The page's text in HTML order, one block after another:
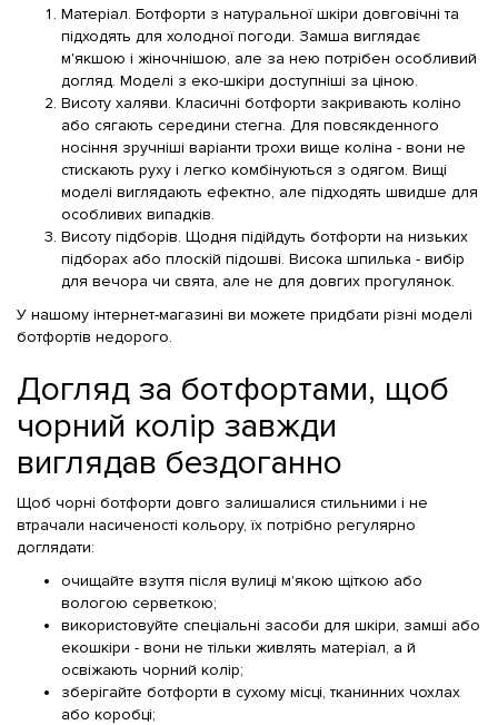
Матеріал. Ботфорти з натуральної шкіри довговічні та
підходять для холодної погоди. Замша виглядає
м'якшою і жіночнішою, але за нею потрібен особливий
догляд. Моделі з еко-шкіри доступніші за ціною.
Висоту халяви. Класичні ботфорти закривають коліно
або сягають середини стегна. Для повсякденного
носіння зручніші варіанти трохи вище коліна - вони не
стискають руху і легко комбінуються з одягом. Вищі
моделі виглядають ефектно, але підходять швидше для
особливих випадків.
Висоту підборів. Щодня підійдуть ботфорти на низьких
підборах або плоскій підошві. Висока шпилька - вибір
для вечора чи свята, але не для довгих прогулянок.
У нашому інтернет-магазині ви можете придбати різні моделі
ботфортів недорого.
Догляд за ботфортами, щоб
чорний колір завжди
виглядав бездоганно
Щоб чорні ботфорти довго залишалися стильними і не
втрачали насиченості кольору, їх потрібно регулярно
доглядати:
очищайте взуття після вулиці м'якою щіткою або
вологою серветкою;
використовуйте спеціальні засоби для шкіри, замші або
екошкіри - вони не тільки живлять матеріал, а й
освіжають чорний колір;
зберігайте ботфорти в сухому місці, тканинних чохлах
або коробці;